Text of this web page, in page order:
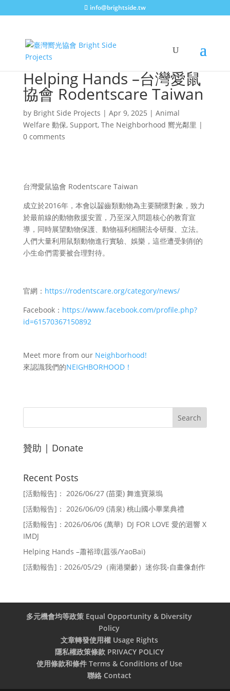
info@brightside.tw
Helping Hands –台灣愛鼠
協會 Rodentscare Taiwan
by Bright Side Projects | Apr 9, 2025 | Animal
Welfare 動保, Support, The Neighborhood 嚮光鄰里 |
0 comments
台灣愛鼠協會 Rodentscare Taiwan
成立於2016年，本會以齧齒類動物為主要關懷對象，致力
於最前線的動物救援安置，乃至深入問題核心的教育宣
導，同時展望動物保護、動物福利相關法令研擬、立法。
人們大量利用鼠類動物進行實驗、娛樂，這些遭受剝削的
小生命們需要被合理對待。
官網： https://rodentscare.org/category/news/
Facebook： https://www.facebook.com/profile.php?
id=61570367150892
Meet more from our Neighborhood!
來認識我們的NEIGHBORHOOD！
贊助 | Donate
Recent Posts
[活動報告]： 2026/06/27 (苗栗) 舞進寶萊塢
[活動報告]： 2026/06/09 (清泉) 桃山國小畢業典禮
[活動報告]：2026/06/06 (萬華) DJ FOR LOVE 愛的迴響 X
IMDJ
Helping Hands –蕭裕璋(囂張/YaoBai)
[活動報告]：2026/05/29（南港樂齡）迷你我-自畫像創作
多元機會均等政策 Equal Opportunity & Diversity
Policy
文章轉發使用權 Usage Rights
隱私權政策條款 PRIVACY POLICY
使用條款和條件 Terms & Conditions of Use
聯絡 Contact